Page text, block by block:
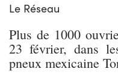
Le Réseau
Plus de 1000
23 février, dans
pneux mexicaine